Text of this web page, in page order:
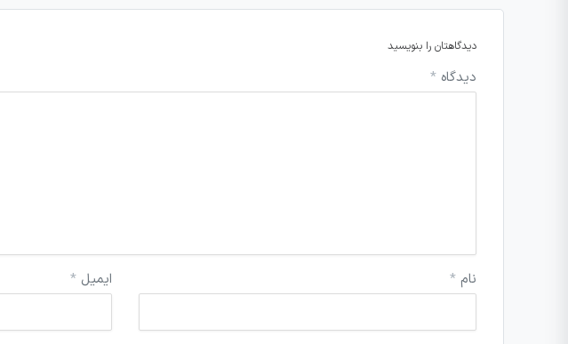
دیدگاهتان را بنویسید
دیدگاه *
نام * ایمیل *